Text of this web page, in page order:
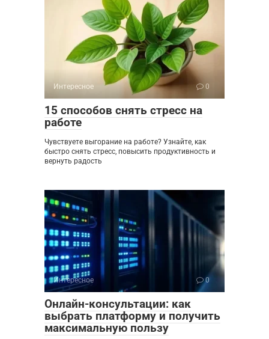
Интересное 0
15 способов снять стресс на
работе
Чувствуете выгорание на работе? Узнайте, как
быстро снять стресс, повысить продуктивность и
вернуть радость
Интересное 0
Онлайн-консультации: как
выбрать платформу и получить
максимальную пользу